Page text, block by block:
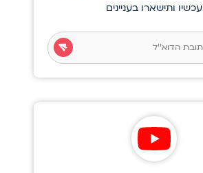
עכשיו ותישארו בעניינים